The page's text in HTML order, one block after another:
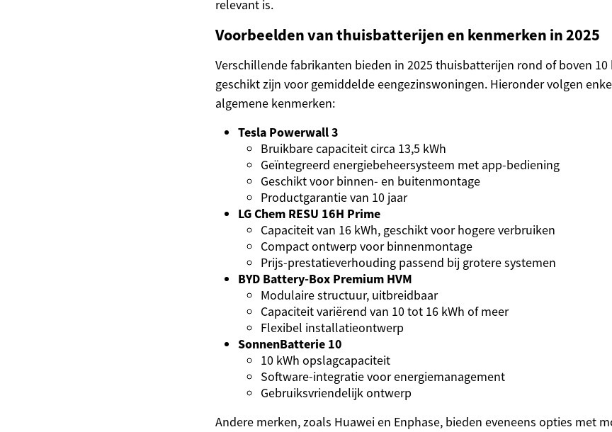
relevant is.
Voorbeelden van thuisbatterijen en kenmerken in 2025
Verschillende fabrikanten bieden in 2025 thuisbatterijen rond of boven 10
geschikt zijn voor gemiddelde eengezinswoningen. Hieronder volgen
algemene kenmerken:
Tesla Powerwall 3
Bruikbare capaciteit circa 13,5 kWh
Geïntegreerd energiebeheersysteem met app-bediening
Geschikt voor binnen- en buitenmontage
Productgarantie van 10 jaar
LG Chem RESU 16H Prime
Capaciteit van 16 kWh, geschikt voor hogere verbruiken
Compact ontwerp voor binnenmontage
Prijs-prestatieverhouding passend bij grotere systemen
BYD Battery-Box Premium HVM
Modulaire structuur, uitbreidbaar
Capaciteit variërend van 10 tot 16 kWh of meer
Flexibel installatieontwerp
SonnenBatterie 10
10 kWh opslagcapaciteit
Software-integratie voor energiemanagement
Gebruiksvriendelijk ontwerp
Andere merken, zoals Huawei en Enphase, bieden eveneens opties met